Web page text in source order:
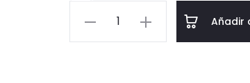
Medusa
Añadir